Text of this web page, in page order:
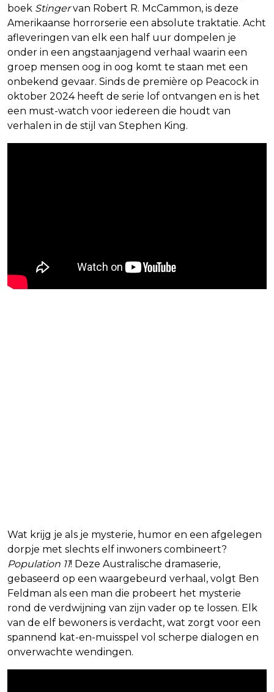
boek Stingervan Robert R. McCammon, is deze
Amerikaanse horrorserie een absolute traktatie. Acht
afleveringen van elk een half uur dompelen je
onder in een angstaanjagend verhaal waarin een
groep mensen oog in oog komt te staan met een
onbekend gevaar. Sinds de première op Peacock in
oktober 2024 heeft de serie lof ontvangen en is het
een must-watch voor iedereen die houdt van
verhalen in de stijl van Stephen King.
Wat krijg je als je mysterie, humor en een afgelegen
dorpje met slechts elf inwoners combineert?
Population 11! Deze Australische dramaserie,
gebaseerd op een waargebeurd verhaal, volgt Ben
Feldman als een man die probeert het mysterie
rond de verdwijning van zijn vader op te lossen. Elk
van de elf bewoners is verdacht, wat zorgt voor een
spannend kat-en-muisspel vol scherpe dialogen en
onverwachte wendingen.